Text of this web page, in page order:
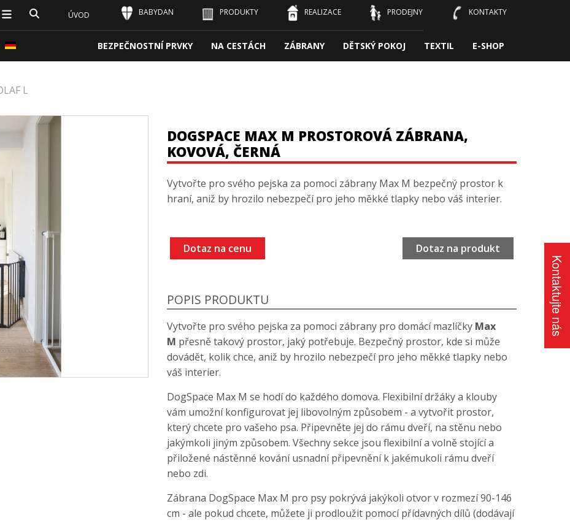
ÚVOD BABYDAN PRODUKTY REALIZACE PRODEJNY KONTAKTY
BEZPEČNOSTNÍ PRVKY NA CESTÁCH ZÁBRANY DĚTSKÝ POKOJ TEXTIL E-SHOP
L
DOGSPACE MAX M PROSTOROVÁ ZÁBRANA,
KOVOVÁ, ČERNÁ
Vytvořte pro svého pejska za pomoci zábrany Max M bezpečný prostor k
hraní, aniž by hrozilo nebezpečí pro jeho měkké tlapky nebo váš interier.
Dotaz na cenu Dotaz na produkt
POPIS PRODUKTU
Vytvořte pro svého pejska za pomoci zábrany pro domácí mazlíčky Max
M přesně takový prostor, jaký potřebuje. Bezpečný prostor, kde si může
dovádět, kolik chce, aniž by hrozilo nebezpečí pro jeho měkké tlapky nebo
váš interier.
DogSpace Max M se hodí do každého domova. Flexibilní držáky a klouby
vám umožní konfigurovat jej libovolným způsobem - a vytvořit prostor,
který chcete pro vašeho psa. Připevněte jej do rámu dveří, na stěnu nebo
jakýmkoli jiným způsobem. Všechny sekce jsou flexibilní a volně stojící a
přiložené nástěnné kování usnadní připevnění k jakémukoli rámu dveří
nebo zdi.
Zábrana DogSpace Max M pro psy pokrývá jakýkoli otvor v rozmezí 90-146
cm - ale pokud chcete, můžete ji prodloužit pomocí přídavných dílů (dodávají
Kontaktujte nás